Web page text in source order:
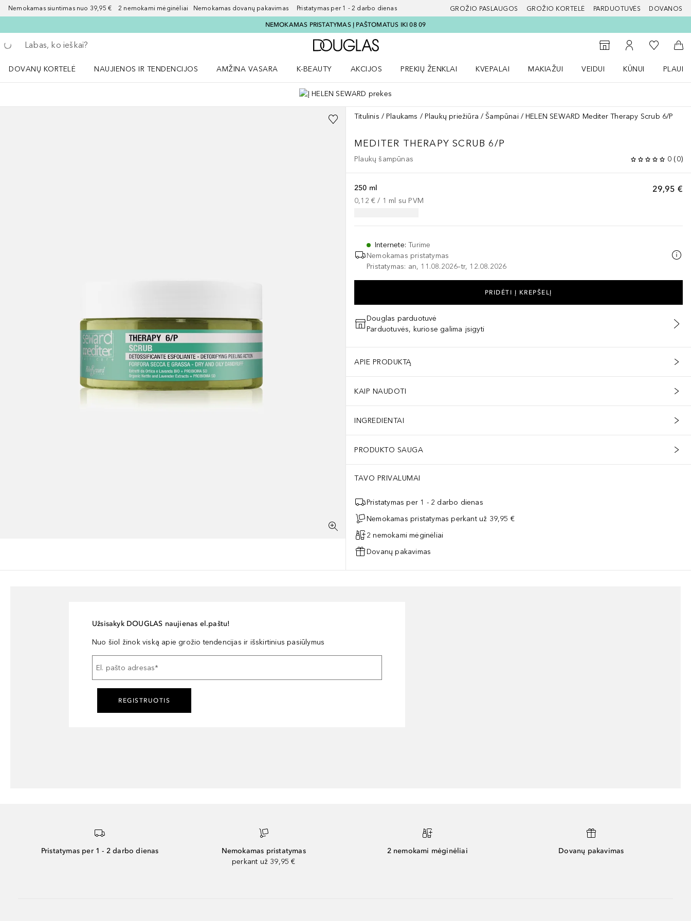
Nemokamas siuntimas nuo 39,95 € 2 nemokami mėginėliai Nemokamas dovanų pakavimas Pristatymas per 1 - 2 darbo dienas GROŽIO PASLAUGOS GROŽIO KORTELĖ PARDUOTUVĖS DOVANOS
NEMOKAMAS PRISTATYMAS Į PAŠTOMATUS IKI 08 09
Grįžk atgal
Vykdykite paiešką
Į Douglas pagrindinį puslapį
Į parduotuvių paiešką
Į mano paskyrą
Į mano
Į
DOVANŲ KORTELĖ
NAUJIENOS IR TENDENCIJOS
AMŽINA VASARA
K-BEAUTY
AKCIJOS
PREKIŲ ŽENKLAI
KVEPALAI
MAKIAŽUI
VEIDUI
KŪNUI
Titulinis Plaukams Plaukų priežiūra Šampūnai HELEN SEWARD Mediter Therapy Scrub 6/P
MEDITER THERAPY SCRUB 6/P
Plaukų šampūnas 0 (0)
29,95 €
250 ml
0,12 € / 1 ml su PVM
Internete:Turime
Nemokamas pristatymas
Pristatymas: an, 11.08.2026–tr, 12.08.2026
PRIDĖTI Į KREPŠELĮ
Douglas parduotuvė
Parduotuvės, kuriose galima įsigyti
APIE PRODUKTĄ
KAIP NAUDOTI
INGREDIENTAI
PRODUKTO SAUGA
TAVO PRIVALUMAI
Pristatymas per 1 - 2 darbo dienas
Nemokamas pristatymas perkant už 39,95 €
2 nemokami mėginėliai
Dovanų pakavimas
Užsisakyk DOUGLAS naujienas el.paštu!
Nuo šiol žinok viską apie grožio tendencijas ir išskirtinius pasiūlymus
El. pašto adresas*
REGISTRUOTIS
Pristatymas per 1 - 2 darbo dienas
Nemokamas pristatymas
perkant už 39,95 €
2 nemokami mėginėliai Dovanų pakavimas